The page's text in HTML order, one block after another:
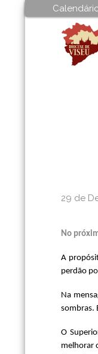
29 de
No
A
perdão
Na
sombras.
O
melhorar